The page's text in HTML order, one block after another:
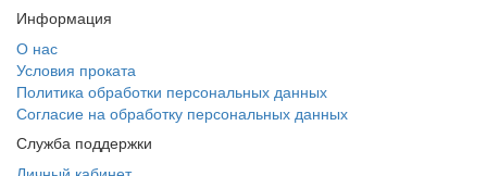
Информация
О нас
Условия проката
Политика обработки персональных данных
Согласие на обработку персональных данных
Служба поддержки